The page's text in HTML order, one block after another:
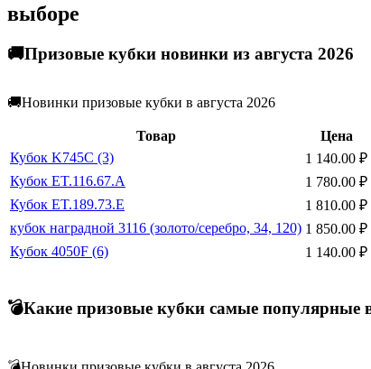
выборе
🚚Призовые кубки новинки из августа 2026
🚚Новинки призовые кубки в августа 2026
Товар
Цена
Кубок K745C (3)
1 140.00 ₽
Кубок ET.116.67.A
1 780.00 ₽
Кубок ET.189.73.E
1 810.00 ₽
кубок наградной 3116 (золото/серебро, 34, 120) 1 850.00 ₽
Кубок 4050F (6)
1 140.00 ₽
💣Какие призовые кубки самые популярные в